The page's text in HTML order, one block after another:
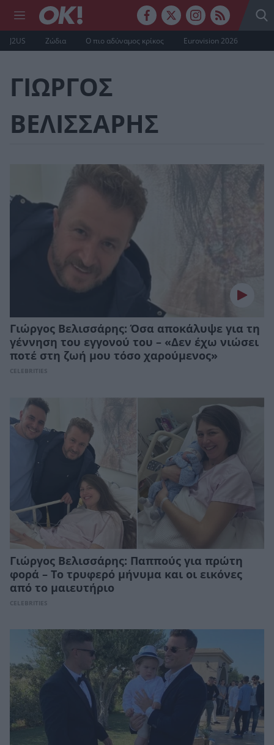
J2US Ζώδια Ο πιο αδύναμος κρίκος Eurovision 2026
ΓΙΩΡΓΟΣ
ΒΕΛΙΣΣΑΡΗΣ
Γιώργος Βελισσάρης: Όσα αποκάλυψε για τη
γέννηση του εγγονού του – «Δεν έχω νιώσει
ποτέ στη ζωή μου τόσο χαρούμενος»
CELEBRITIES
Γιώργος Βελισσάρης: Παππούς για πρώτη
φορά – Το τρυφερό μήνυμα και οι εικόνες
από το μαιευτήριο
CELEBRITIES